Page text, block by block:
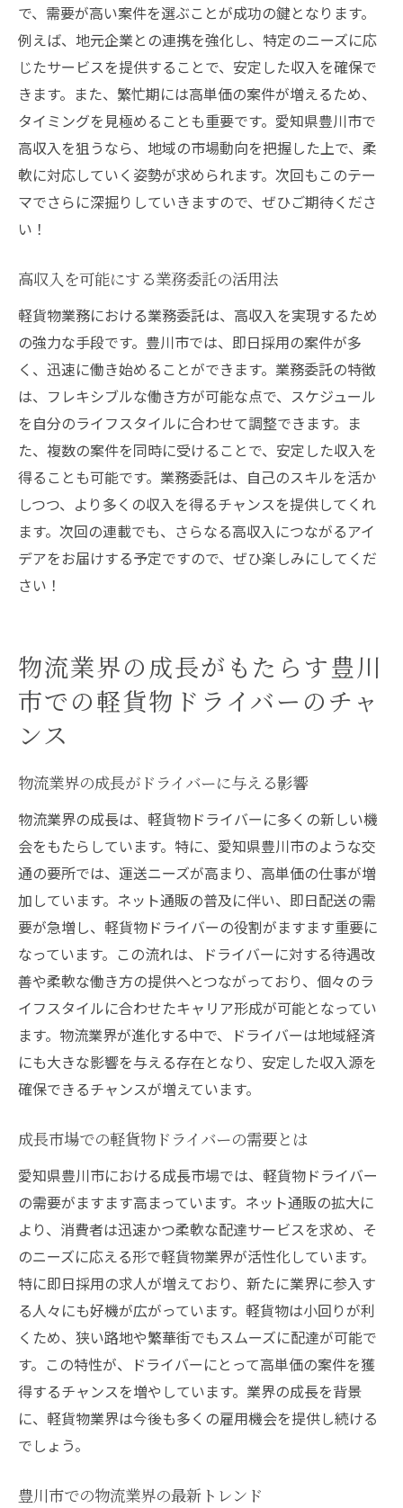
で、需要が高い案件を選ぶことが成功の鍵となります。
例えば、地元企業との連携を強化し、特定のニーズに応
じたサービスを提供することで、安定した収入を確保で
きます。また、繁忙期には高単価の案件が増えるため、
タイミングを見極めることも重要です。愛知県豊川市で
高収入を狙うなら、地域の市場動向を把握した上で、柔
軟に対応していく姿勢が求められます。次回もこのテー
マでさらに深掘りしていきますので、ぜひご期待くださ
い！
高収入を可能にする業務委託の活用法
軽貨物業務における業務委託は、高収入を実現するため
の強力な手段です。豊川市では、即日採用の案件が多
く、迅速に働き始めることができます。業務委託の特徴
は、フレキシブルな働き方が可能な点で、スケジュール
を自分のライフスタイルに合わせて調整できます。ま
た、複数の案件を同時に受けることで、安定した収入を
得ることも可能です。業務委託は、自己のスキルを活か
しつつ、より多くの収入を得るチャンスを提供してくれ
ます。次回の連載でも、さらなる高収入につながるアイ
デアをお届けする予定ですので、ぜひ楽しみにしてくだ
さい！
物流業界の成長がもたらす豊川
市での軽貨物ドライバーのチャ
ンス
物流業界の成長がドライバーに与える影響
物流業界の成長は、軽貨物ドライバーに多くの新しい機
会をもたらしています。特に、愛知県豊川市のような交
通の要所では、運送ニーズが高まり、高単価の仕事が増
加しています。ネット通販の普及に伴い、即日配送の需
要が急増し、軽貨物ドライバーの役割がますます重要に
なっています。この流れは、ドライバーに対する待遇改
善や柔軟な働き方の提供へとつながっており、個々のラ
イフスタイルに合わせたキャリア形成が可能となってい
ます。物流業界が進化する中で、ドライバーは地域経済
にも大きな影響を与える存在となり、安定した収入源を
確保できるチャンスが増えています。
成長市場での軽貨物ドライバーの需要とは
愛知県豊川市における成長市場では、軽貨物ドライバー
の需要がますます高まっています。ネット通販の拡大に
より、消費者は迅速かつ柔軟な配達サービスを求め、そ
のニーズに応える形で軽貨物業界が活性化しています。
特に即日採用の求人が増えており、新たに業界に参入す
る人々にも好機が広がっています。軽貨物は小回りが利
くため、狭い路地や繁華街でもスムーズに配達が可能で
す。この特性が、ドライバーにとって高単価の案件を獲
得するチャンスを増やしています。業界の成長を背景
に、軽貨物業界は今後も多くの雇用機会を提供し続ける
でしょう。
豊川市での物流業界の最新トレンド